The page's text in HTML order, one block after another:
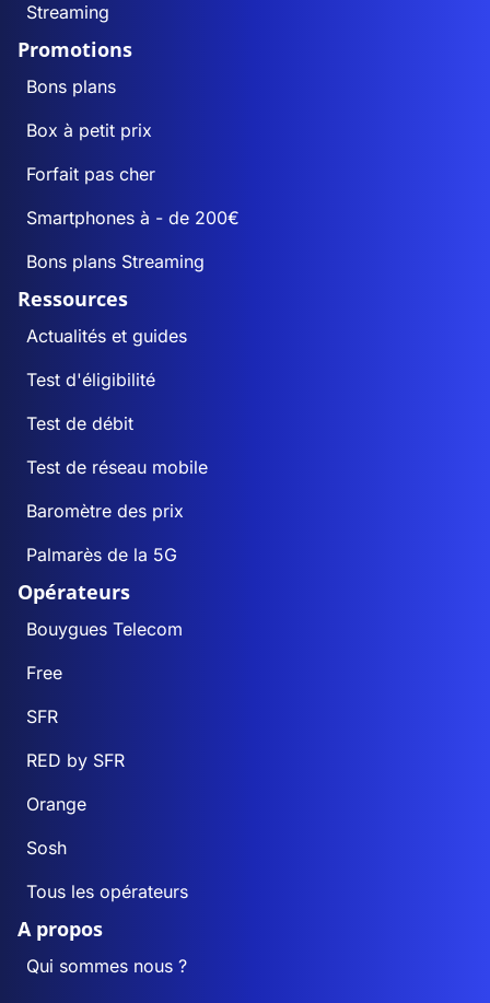
Streaming
Promotions
Bons plans
Box à petit prix
Forfait pas cher
Smartphones à - de 200€
Bons plans Streaming
Ressources
Actualités et guides
Test d'éligibilité
Test de débit
Test de réseau mobile
Baromètre des prix
Palmarès de la 5G
Opérateurs
Bouygues Telecom
Free
SFR
RED by SFR
Orange
Sosh
Tous les opérateurs
A propos
Qui sommes nous ?